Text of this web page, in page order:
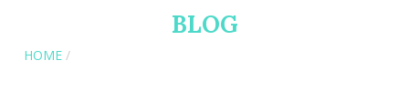
BLOG
HOME/